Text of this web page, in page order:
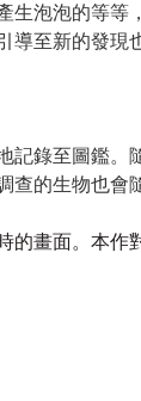
生泡泡的等等
導至新的發現
記錄至圖鑑。
查的生物也會
畫面。本作